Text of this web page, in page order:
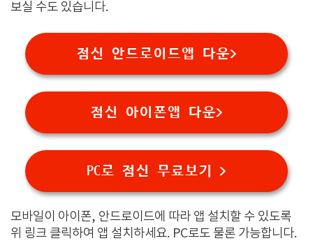
보실 수도 있습니다.
점신 안드로이드앱 다운>
점신 아이폰앱 다운>
PC로 점신 무료보기 >
모바일이 아이폰, 안드로이드에 따라 앱 설치할 수 있도록
위 링크 클릭하여 앱 설치하세요. PC로도 물론 가능합니다.